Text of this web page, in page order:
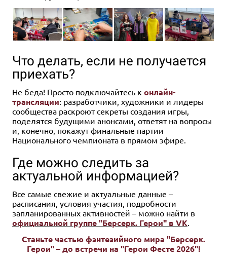
Что делать, если не получается
приехать?
Не беда! Просто подключайтесь к онлайн-
трансляции: разработчики, художники и лидеры
сообщества раскроют секреты создания игры,
поделятся будущими анонсами, ответят на вопросы
и, конечно, покажут финальные партии
Национального чемпионата в прямом эфире.
Где можно следить за
актуальной информацией?
Все самые свежие и актуальные данные –
расписания, условия участия, подробности
запланированных активностей – можно найти в
официальной группе "Берсерк. Герои" в VK
Станьте частью фэнтезийного мира "Берсерк.
Герои" – до встречи на "Герои Фесте 2026"!